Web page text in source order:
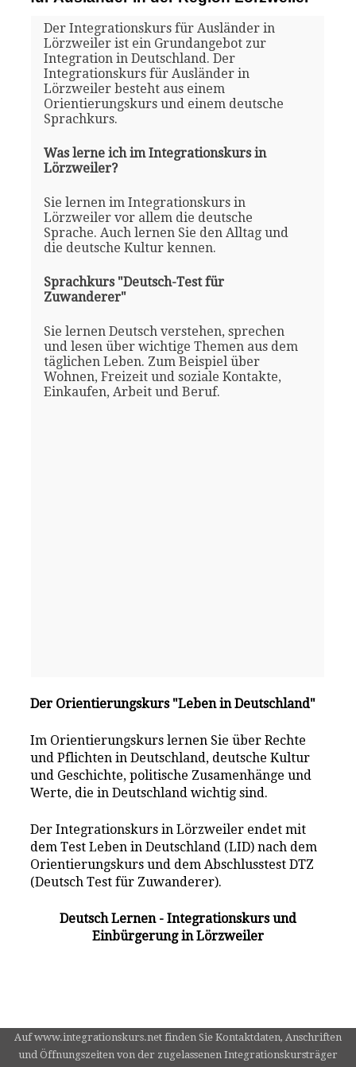
Der Integrationskurs für Ausländer in
Lörzweiler ist ein Grundangebot zur
Integration in Deutschland. Der
Integrationskurs für Ausländer in
Lörzweiler besteht aus einem
Orientierungskurs und einem deutsche
Sprachkurs.
Was lerne ich im Integrationskurs in
Lörzweiler?
Sie lernen im Integrationskurs in
Lörzweiler vor allem die deutsche
Sprache. Auch lernen Sie den Alltag und
die deutsche Kultur kennen.
Sprachkurs "Deutsch-Test für
Zuwanderer"
Sie lernen Deutsch verstehen, sprechen
und lesen über wichtige Themen aus dem
täglichen Leben. Zum Beispiel über
Wohnen, Freizeit und soziale Kontakte,
Einkaufen, Arbeit und Beruf.
Der Orientierungskurs "Leben in Deutschland"
Im Orientierungskurs lernen Sie über Rechte
und Pflichten in Deutschland, deutsche Kultur
und Geschichte, politische Zusamenhänge und
Werte, die in Deutschland wichtig sind.
Der Integrationskurs in Lörzweiler endet mit
dem Test Leben in Deutschland (LID) nach dem
Orientierungskurs und dem Abschlusstest DTZ
(Deutsch Test für Zuwanderer).
Deutsch Lernen - Integrationskurs und
Einbürgerung in Lörzweiler
Auf www.integrationskurs.net finden Sie Kontaktdaten, Anschriften
und Öffnungszeiten von der zugelassenen Integrationskursträger